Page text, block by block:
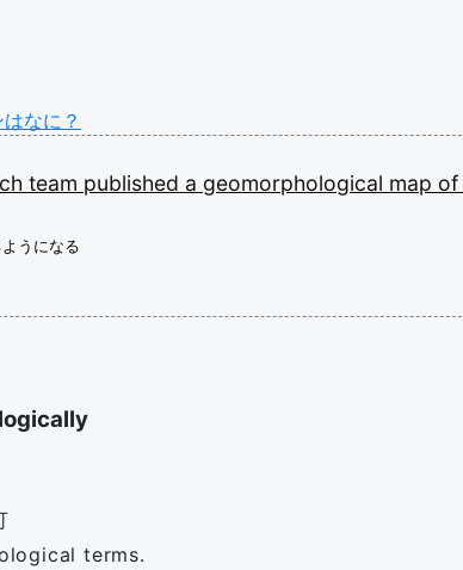
なに？
team published a geomorphological map of
うになる
terms.